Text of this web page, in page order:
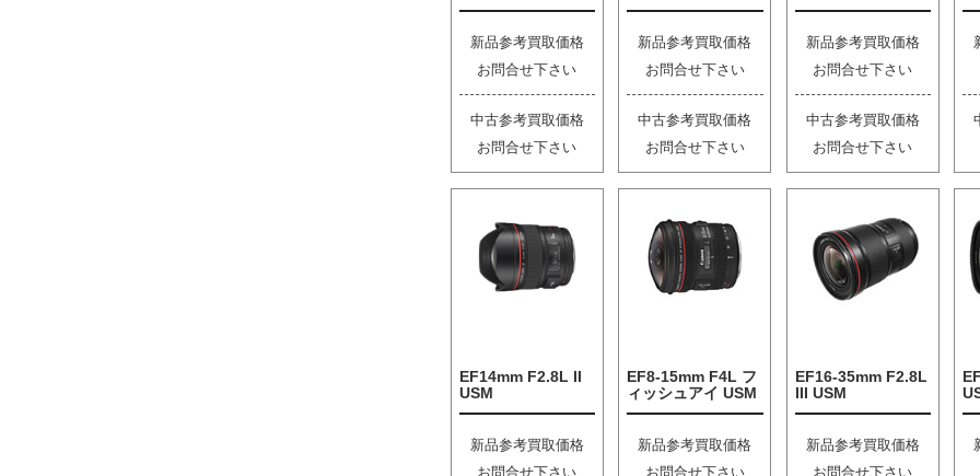
新品参考買取価格
お問合せ下さい
中古参考買取価格
お問合せ下さい
新品参考買取価格
お問合せ下さい
中古参考買取価格
お問合せ下さい
新品参考買取価格
お問合せ下さい
中古参考買取価格
お問合せ下さい
EF14mm F2.8L II
USM
新品参考買取価格
お問合せ下さい
EF8-15mm F4L フ
ィッシュアイ USM
新品参考買取価格
お問合せ下さい
EF16-35mm F2.8L
III USM
新品参考買取価格
お問合せ下さい